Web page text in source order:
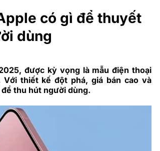
có gì để thuyết
dùng
được kỳ vọng là mẫu điện thoại
thiết kế đột phá, giá bán cao và
thu hút người dùng.